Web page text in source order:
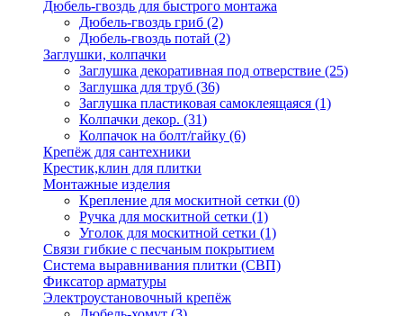
Дюбель-гвоздь для быстрого монтажа
Дюбель-гвоздь гриб (2)
Дюбель-гвоздь потай (2)
Заглушки, колпачки
Заглушка декоративная под отверствие (25)
Заглушка для труб (36)
Заглушка пластиковая самоклеящаяся (1)
Колпачки декор. (31)
Колпачок на болт/гайку (6)
Крепёж для сантехники
Крестик,клин для плитки
Монтажные изделия
Крепление для москитной сетки (0)
Ручка для москитной сетки (1)
Уголок для москитной сетки (1)
Связи гибкие с песчаным покрытием
Система выравнивания плитки (СВП)
Фиксатор арматуры
Электроустановочный крепёж